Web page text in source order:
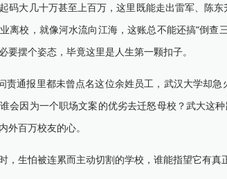
大几十万甚至上百万，这里既能走出雷军、陈东
离校，就像河水流向江海，这账总不能还搞“倒
要摆个姿态，毕竟这里是人生第一颗扣子。
通报里都未曾点名这位余姓员工，武汉大学却急
会因为一个职场文案的优劣去迁怒母校？武大这
外百万校友的心。
生怕被连累而主动切割的学校，谁能指望它有真